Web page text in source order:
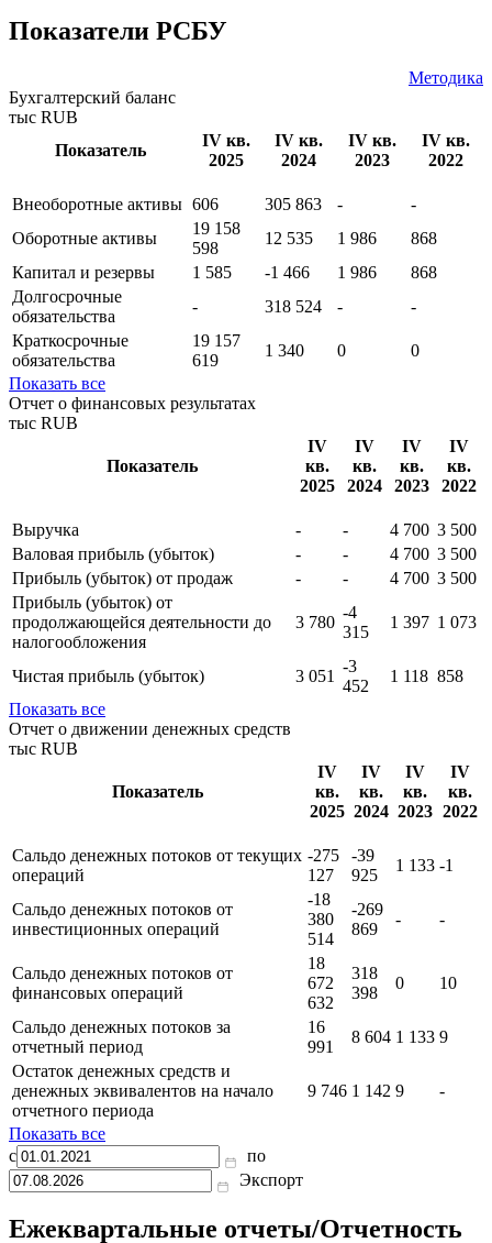
Показатели РСБУ
Методика
Бухгалтерский баланс
тыс RUB
Показатель
IV кв.
2025
IV кв.
2024
IV кв.
2023
IV кв.
2022
Внеоборотные активы 606 305 863 -
-
Оборотные активы
19 158
598
12 535 1 986
868
Капитал и резервы
1 585 -1 466 1 986
868
Долгосрочные
обязательства
- 318 524 -
-
Краткосрочные
обязательства
19 157
619
1 340 0
0
Показать все
Отчет о финансовых результатах
тыс RUB
Показатель
IV
кв.
2025
IV
кв.
2024
IV
кв.
2023
IV
кв.
2022
Выручка - - 4 700 3 500
Валовая прибыль (убыток)
- - 4 700 3 500
Прибыль (убыток) от продаж
- - 4 700 3 500
Прибыль (убыток) от
продолжающейся деятельности до
налогообложения
3 780
-4
315
1 397 1 073
Чистая прибыль (убыток) 3 051
-3
452
1 118 858
Показать все
Отчет о движении денежных средств
тыс RUB
Показатель
IV
кв.
2025
IV
кв.
2024
IV
кв.
2023
IV
кв.
2022
Сальдо денежных потоков от текущих
операций
-275
127
-39
925
1 133 -1
Сальдо денежных потоков от
инвестиционных операций
-18
380
514
-269
869
- -
Сальдо денежных потоков от
финансовых операций
18
672
632
318
398
0 10
Сальдо денежных потоков за
отчетный период
16
991
8 604 1 133 9
Остаток денежных средств и
денежных эквивалентов на начало
отчетного периода
9 746 1 142 9 -
Показать все
с
по
Экспорт
Ежеквартальные отчеты/Отчетность